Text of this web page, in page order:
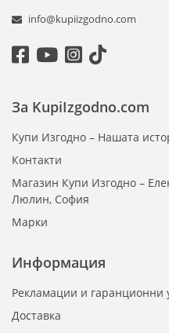
info@kupiizgodno.com
Информация
Рекламации и гаранционни
Доставка
За KupiIzgodno.com
Купи Изгодно – Нашата
Контакти
Магазин Купи Изгодно –
Люлин, София
Марки